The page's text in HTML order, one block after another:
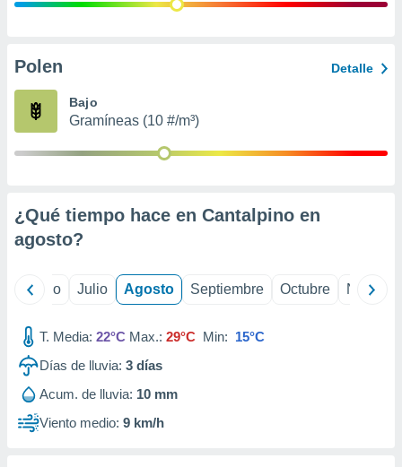
publicidad
de
Polen Detalle
Bajo
Gramíneas (10 #/m³)
¿Qué tiempo hace en Cantalpino en
agosto?
Junio Julio Agosto Septiembre Octubre
T. Media: 22°C Max.: 29°C Min: 15°C
Días de lluvia: 3 días
Acum. de lluvia: 10 mm
Viento medio: 9 km/h